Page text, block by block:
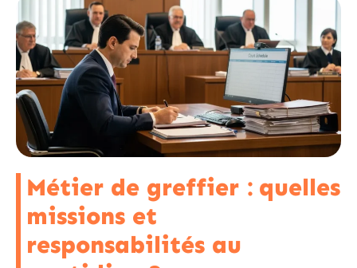
Métier de greffier : quelles
missions et
responsabilités au